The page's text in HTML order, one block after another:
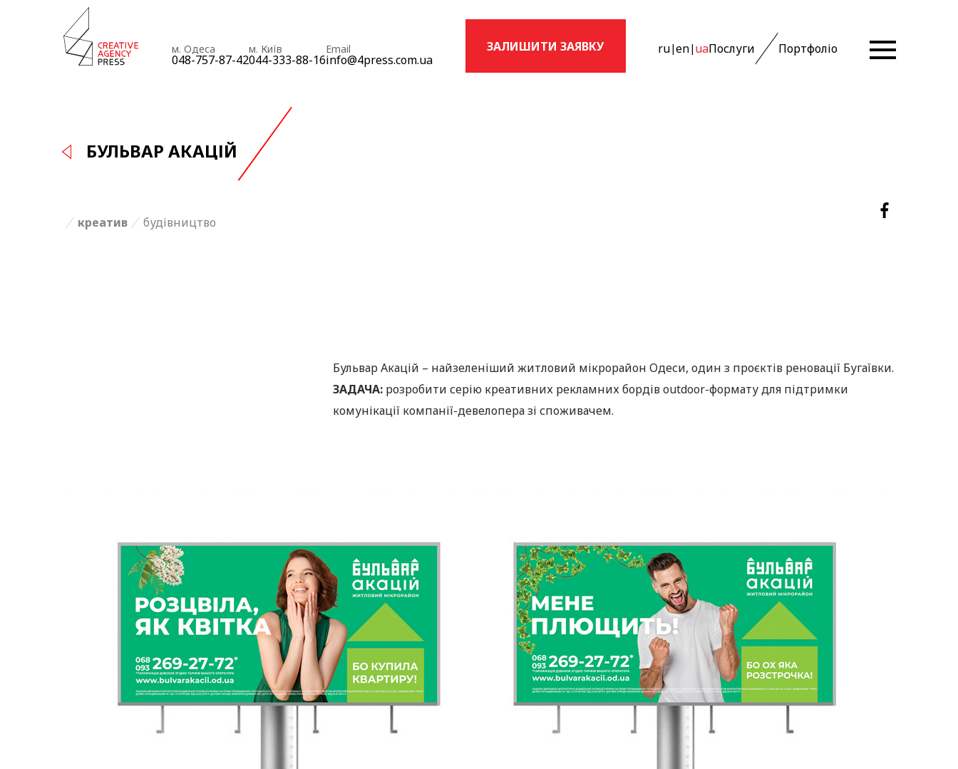
м. Одеса
048-757-87-42
м. Київ
044-333-88-16
Email
info@4press.com.ua
ЗАЛИШИТИ ЗАЯВКУ ru|en| uaПослуги Портфоліо
БУЛЬВАР АКАЦІЙ
креатив будівництво
Бульвар Акацій – найзеленіший житловий мікрорайон Одеси, один з проєктів реновації Бугаївки.
ЗАДАЧА: розробити серію креативних рекламних бордів outdoor-формату для підтримки
комунікації компанії-девелопера зі споживачем.